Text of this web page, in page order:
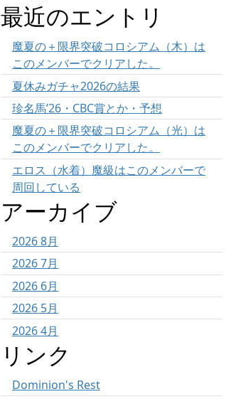
最近のエントリ
魔夏の＋限界突破コロシアム（木）は
このメンバーでクリアした。
夏休みガチャ2026の結果
珍名馬’26・CBC賞とか・予想
魔夏の＋限界突破コロシアム（光）は
このメンバーでクリアした。
エロス（水着）魔級はこのメンバーで
周回している
アーカイブ
2026 8月
2026 7月
2026 6月
2026 5月
2026 4月
リンク
Dominion's Rest